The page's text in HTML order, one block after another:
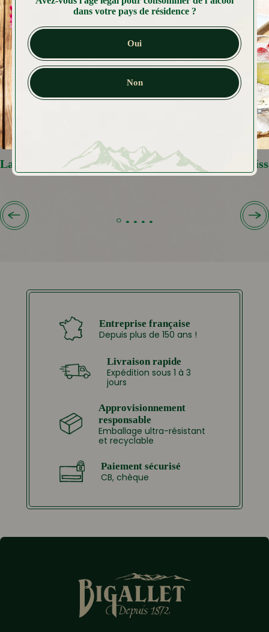
dans votre pays de résidence ?
Oui
Non
Lassi Framboise Violette Eau
Entreprise française
Depuis plus de 150 ans !
Livraison rapide
Expédition sous 1 à 3
jours
Approvisionnement
responsable
Emballage ultra-résistant
et recyclable
Paiement sécurisé
CB, chèque